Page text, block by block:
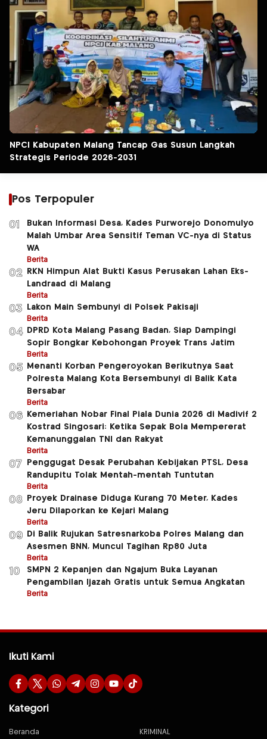
NPCI Kabupaten Malang Tancap Gas Susun Langkah
Strategis Periode 2026-2031
Pos Terpopuler
01
Bukan Informasi Desa, Kades Purworejo Donomulyo
Malah Umbar Area Sensitif Teman VC-nya di Status
WA
Berita
02
RKN Himpun Alat Bukti Kasus Perusakan Lahan Eks-
Landraad di Malang
Berita
03 Lakon Main Sembunyi di Polsek Pakisaji
Berita
04
DPRD Kota Malang Pasang Badan, Siap Dampingi
Sopir Bongkar Kebohongan Proyek Trans Jatim
Berita
05
Menanti Korban Pengeroyokan Berikutnya Saat
Polresta Malang Kota Bersembunyi di Balik Kata
Bersabar
Berita
06
Kemeriahan Nobar Final Piala Dunia 2026 di Madivif 2
Kostrad Singosari: Ketika Sepak Bola Mempererat
Kemanunggalan TNI dan Rakyat
Berita
07
Penggugat Desak Perubahan Kebijakan PTSL, Desa
Randupitu Tolak Mentah-mentah Tuntutan
Berita
08
Proyek Drainase Diduga Kurang 70 Meter, Kades
Jeru Dilaporkan ke Kejari Malang
Berita
09
Di Balik Rujukan Satresnarkoba Polres Malang dan
Asesmen BNN, Muncul Tagihan Rp80 Juta
Berita
10
SMPN 2 Kepanjen dan Ngajum Buka Layanan
Pengambilan Ijazah Gratis untuk Semua Angkatan
Berita
Ikuti Kami
Kategori
Beranda KRIMINAL